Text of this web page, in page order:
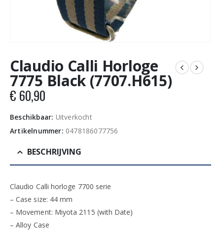
Claudio Calli Horloge
7775 Black (7707.H615)
€ 60,90
Beschikbaar: Uitverkocht
Artikelnummer: 0478186077756
BESCHRIJVING
Claudio Calli horloge 7700 serie
– Case size: 44 mm
– Movement: Miyota 2115 (with Date)
– Alloy Case